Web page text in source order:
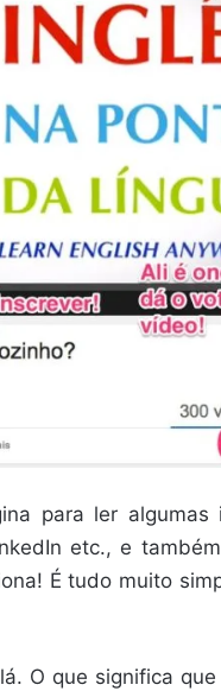
para ler
etc., e
É tudo muito
O que significa